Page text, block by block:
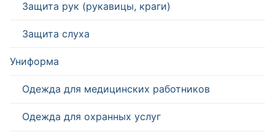
Защита рук (рукавицы, краги)
Защита слуха
Униформа
Одежда для медицинских работников
Одежда для охранных услуг